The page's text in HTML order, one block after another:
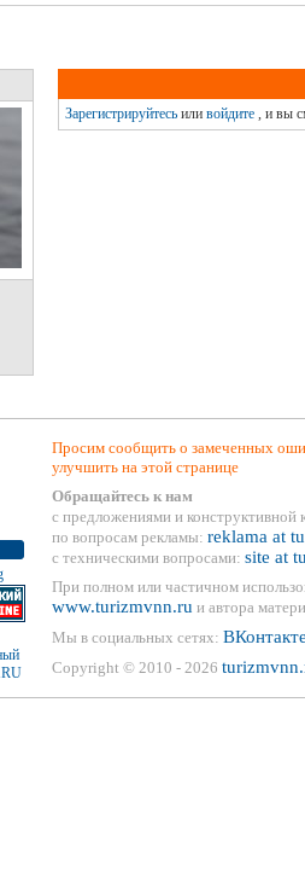
Зарегистрируйтесьили войдите, и вы
Просим сообщить о замеченных
улучшить на этой странице
Обращайтесь к нам
с предложениями и конструктивной
по вопросам рекламы: reklama at
с техническими вопросами: site at
При полном или частичном
www.turizmvnn.ru и автора
Мы в социальных сетях:
Copyright © 2010 - 2026